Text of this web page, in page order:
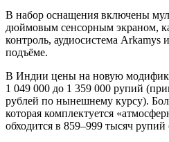
В набор оснащения включены
дюймовым сенсорным экраном,
контроль, аудиосистема Arkamys
подъёме.
В Индии цены на новую
1 049 000 до 1 359 000 рупий
рублей по нынешнему курсу).
которая комплектуется
обходится в 859–999 тысяч